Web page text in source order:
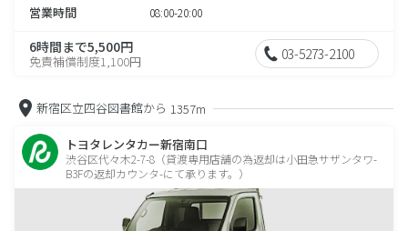
営業時間 08:00-20:00
6時間まで5,500円
免責補償制度1,100円 03-5273-2100
新宿区立四谷図書館から 1357m
トヨタレンタカー新宿南口
渋谷区代々木2-7-8（貸渡専用店舗の為返却は小田急サザンタワ-
B3Fの返却カウンタ-にて承ります。）